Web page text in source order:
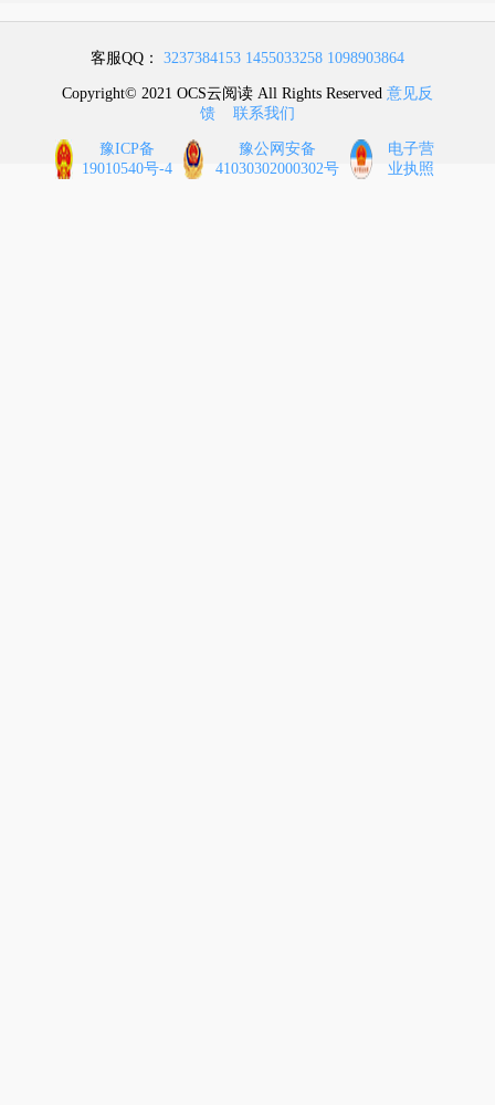
客服QQ： 3237384153 1455033258 1098903864
Copyright© 2021 OCS云阅读 All Rights Reserved 意见反
馈
联系我们
豫ICP备
19010540号-4
豫公网安备
41030302000302号
电子营
业执照